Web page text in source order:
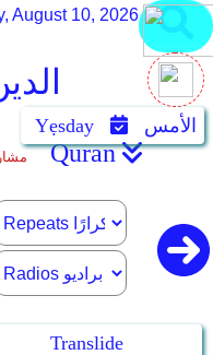
August 10, 2026
Yẹsday الأمس
Quran
Translide